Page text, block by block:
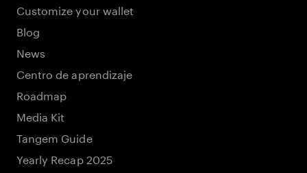
Customize your wallet
Blog
News
Centro de aprendizaje
Roadmap
Media Kit
Tangem Guide
Yearly Recap 2025